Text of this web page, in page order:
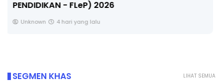
🔴 [LIVE] MATEMATIK SR, WANG TAHUN 6 OLEH
CIKGU ANITA #ALLINONE #141 #...
LIHAT SEMUA
SEGMEN KHAS